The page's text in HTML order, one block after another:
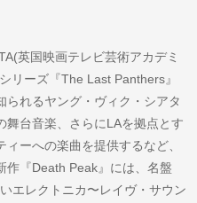
英国映画テレビ芸術アカデミ
リーズ『The Last Panthers』
れるヤング・ヴィク・シアタ
舞台音楽、さらにLAを拠点とす
ーへの楽曲を提供するなど、
作『Death Peak』には、名盤
エレクトニカ〜レイヴ・サウン